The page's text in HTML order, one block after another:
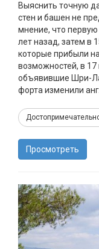
Выяснить точную
стен и башен не
мнение, что
лет назад, затем в
которые прибыли
возможностей, в 17
объявившие Шри-
форта изменили
Просмотреть